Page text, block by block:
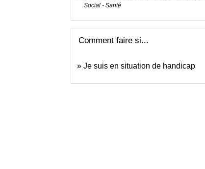
Social - Santé
Comment faire si...
Je suis en situation de handicap